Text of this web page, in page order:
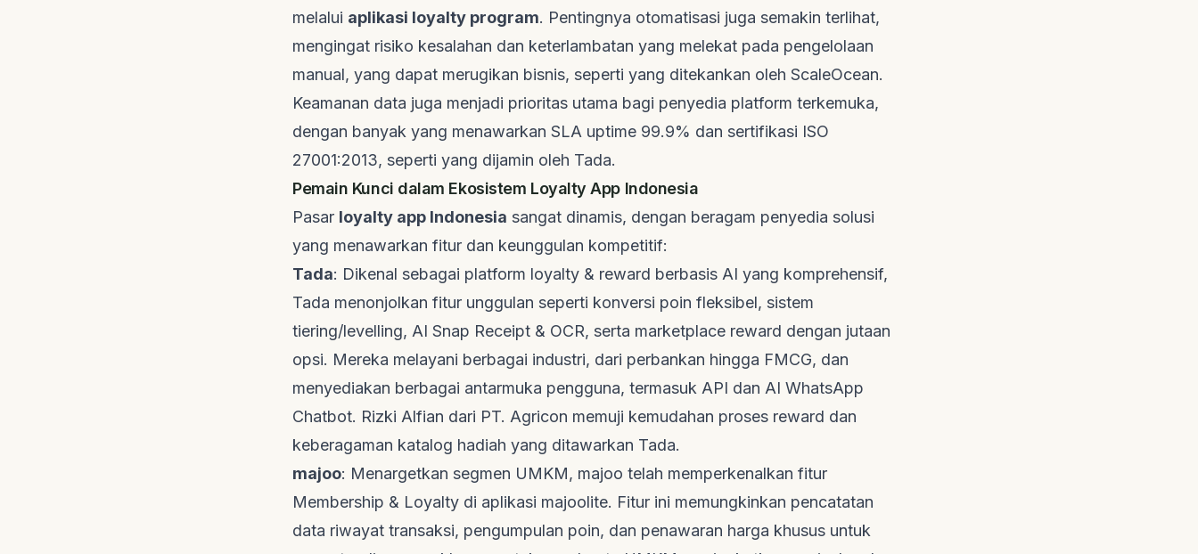
melalui aplikasi loyalty program. Pentingnya otomatisasi juga semakin terlihat,
mengingat risiko kesalahan dan keterlambatan yang melekat pada pengelolaan
manual, yang dapat merugikan bisnis, seperti yang ditekankan oleh ScaleOcean.
Keamanan data juga menjadi prioritas utama bagi penyedia platform terkemuka,
dengan banyak yang menawarkan SLA uptime 99.9% dan sertifikasi ISO
27001:2013, seperti yang dijamin oleh Tada.
Pemain Kunci dalam Ekosistem Loyalty App Indonesia
Pasar loyalty app Indonesia sangat dinamis, dengan beragam penyedia solusi
yang menawarkan fitur dan keunggulan kompetitif:
Tada: Dikenal sebagai platform loyalty & reward berbasis AI yang komprehensif,
Tada menonjolkan fitur unggulan seperti konversi poin fleksibel, sistem
tiering/levelling, AI Snap Receipt & OCR, serta marketplace reward dengan jutaan
opsi. Mereka melayani berbagai industri, dari perbankan hingga FMCG, dan
menyediakan berbagai antarmuka pengguna, termasuk API dan AI WhatsApp
Chatbot. Rizki Alfian dari PT. Agricon memuji kemudahan proses reward dan
keberagaman katalog hadiah yang ditawarkan Tada.
majoo: Menargetkan segmen UMKM, majoo telah memperkenalkan fitur
Membership & Loyalty di aplikasi majoolite. Fitur ini memungkinkan pencatatan
data riwayat transaksi, pengumpulan poin, dan penawaran harga khusus untuk